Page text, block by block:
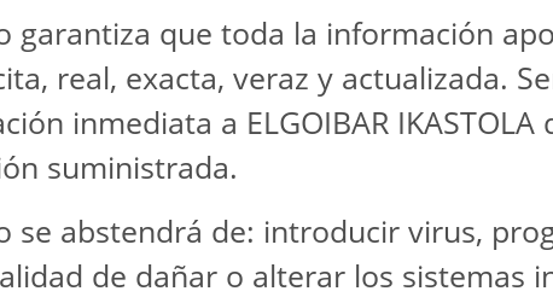
garantiza que toda la información
real, exacta, veraz y actualizada.
inmediata a ELGOIBAR
suministrada.
se abstendrá de: introducir virus,
de dañar o alterar los sistemas